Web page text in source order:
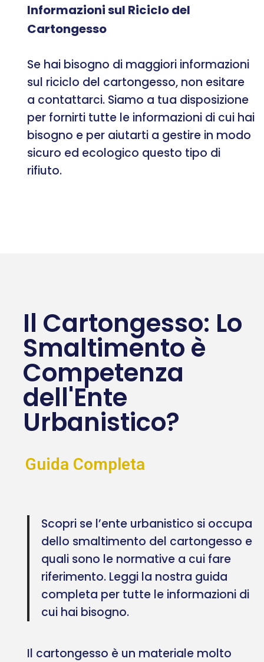
Informazioni sul Riciclo del
Cartongesso
Se hai bisogno di maggiori informazioni
sul riciclo del cartongesso, non esitare
a contattarci. Siamo a tua disposizione
per fornirti tutte le informazioni di cui hai
bisogno e per aiutarti a gestire in modo
sicuro ed ecologico questo tipo di
rifiuto.
Il Cartongesso: Lo
Smaltimento è
Competenza
dell'Ente
Urbanistico?
Guida Completa
Scopri se l’ente urbanistico si occupa
dello smaltimento del cartongesso e
quali sono le normative a cui fare
riferimento. Leggi la nostra guida
completa per tutte le informazioni di
cui hai bisogno.
Il cartongesso è un materiale molto